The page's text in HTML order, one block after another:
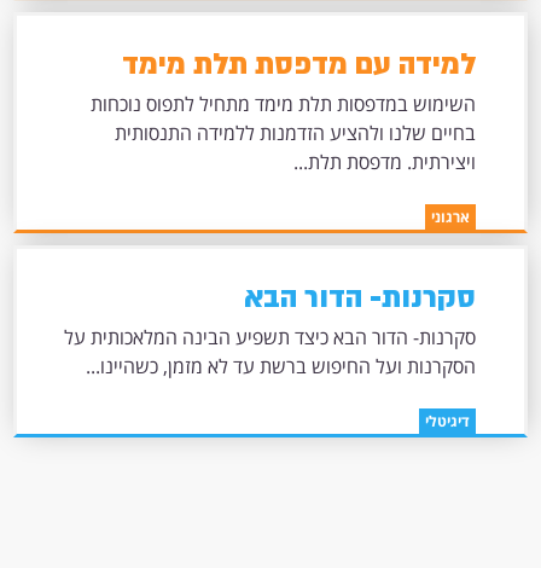
למידה עם מדפסת תלת מימד
השימוש במדפסות תלת מימד מתחיל לתפוס נוכחות
בחיים שלנו ולהציע הזדמנות ללמידה התנסותית
ויצירתית. מדפסת תלת...
ארגוני
סקרנות- הדור הבא
סקרנות- הדור הבא כיצד תשפיע הבינה המלאכותית על
הסקרנות ועל החיפוש ברשת עד לא מזמן, כשהיינו...
דיגיטלי